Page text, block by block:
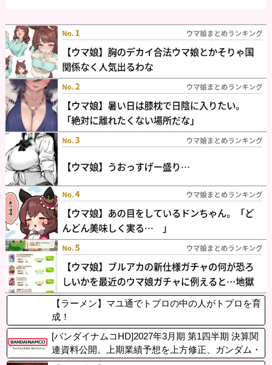
【ラーメン】マユ通でトプロの中の人がトプロを育
成！
[バンダイナムコHD]2027年3月期 第1四半期 決算関
連資料公開。上期業績予想を上方修正、ガンダム・
ドラゴンボール・ONE PIECEが好調、ゲーム事業